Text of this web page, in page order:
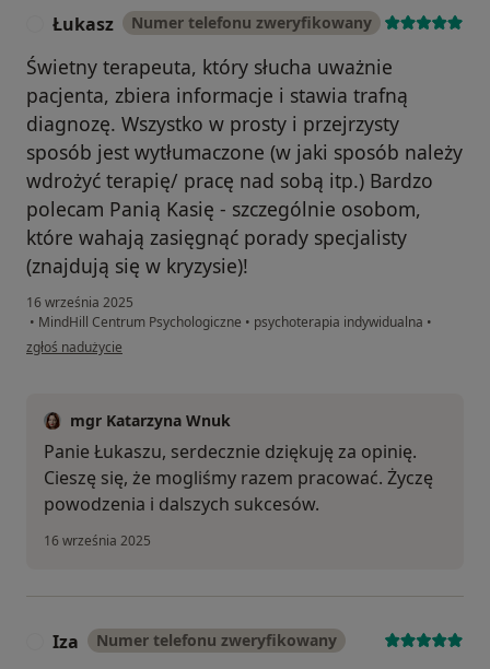
Łukasz Numer telefonu zweryfikowany
Świetny terapeuta, który słucha uważnie
pacjenta, zbiera informacje i stawia trafną
diagnozę. Wszystko w prosty i przejrzysty
sposób jest wytłumaczone (w jaki sposób należy
wdrożyć terapię/ pracę nad sobą itp.) Bardzo
polecam Panią Kasię - szczególnie osobom,
które wahają zasięgnąć porady specjalisty
(znajdują się w kryzysie)!
16 września 2025
• MindHill Centrum Psychologiczne • psychoterapia indywidualna •
w opinii użytkownika Łukasz
zgłoś nadużycie
mgr Katarzyna Wnuk
Panie Łukaszu, serdecznie dziękuję za opinię.
Cieszę się, że mogliśmy razem pracować. Życzę
powodzenia i dalszych sukcesów.
16 września 2025
Iza Numer telefonu zweryfikowany